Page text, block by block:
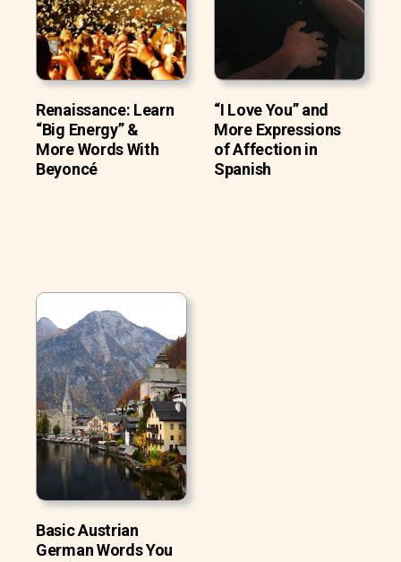
Renaissance: Learn
“Big Energy” &
More Words With
Beyoncé
“I Love You” and
More Expressions
of Affection in
Spanish
Basic Austrian
German Words You